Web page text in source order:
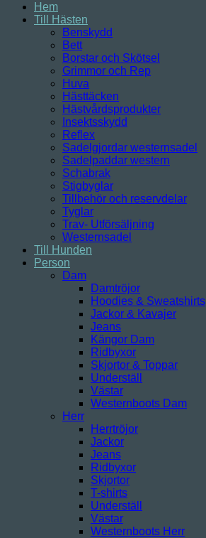
Hem
Till Hästen
Benskydd
Bett
Borstar och Skötsel
Grimmor och Rep
Huva
Hästtäcken
Hästvårdsprodukter
Insektsskydd
Reflex
Sadelgjordar westernsadel
Sadelpaddar western
Schabrak
Stigbyglar
Tillbehör och reservdelar
Tyglar
Trav- Utförsäljning
Westernsadel
Till Hunden
Person
Dam
Damtröjor
Hoodies & Sweatshirts
Jackor & Kavajer
Jeans
Kängor Dam
Ridbyxor
Skjortor & Toppar
Underställ
Västar
Westernboots Dam
Herr
Herrtröjor
Jackor
Jeans
Ridbyxor
Skjortor
T-shirts
Underställ
Västar
Westernboots Herr